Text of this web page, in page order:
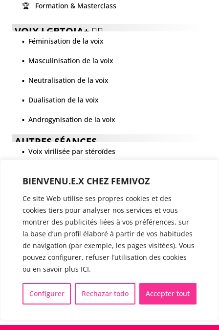
BIENVENU.E.X CHEZ FEMIVOZ
Ce site Web utilise ses propres cookies et des
cookies tiers pour analyser nos services et vous
montrer des publicités liées à vos préférences, sur
la base d’un profil élaboré à partir de vos habitudes
de navigation (par exemple, les pages visitées). Vous
pouvez configurer, refuser l’utilisation des cookies
ou en savoir plus ICI.
Configurer Rechazar todo Accepter tout
🏆 Formation & Masterclass
VOIX LGBTQIA+ 🏳️‍🌈
▪️ Féminisation de la voix
▪️ Masculinisation de la voix
▪️ Neutralisation de la voix
▪️ Dualisation de la voix
▪️ Androgynisation de la voix
AUTRES SÉANCES
▪️ Voix virilisée par stéroïdes
🟥 CHIRURGIE : la Glottoplastie
CONTACT & RDV
✅ Prendre RDV en ligne
WhatsApp : +34 625 14 46 47
Email :info@femivoz.com